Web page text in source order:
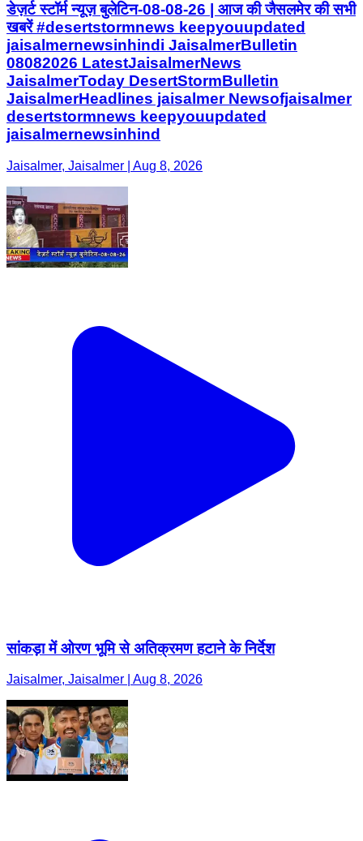
डेज़र्ट स्टॉर्म न्यूज़ बुलेटिन-08-08-26 | आज की जैसलमेर की सभी
खबरें #desertstormnews keepyouupdated
jaisalmernewsinhindi JaisalmerBulletin
08082026 LatestJaisalmerNews
JaisalmerToday DesertStormBulletin
JaisalmerHeadlines jaisalmer Newsofjaisalmer
desertstormnews keepyouupdated
jaisalmernewsinhind
Jaisalmer, Jaisalmer | Aug 8, 2026
सांकड़ा में ओरण भूमि से अतिक्रमण हटाने के निर्देश
Jaisalmer, Jaisalmer | Aug 8, 2026